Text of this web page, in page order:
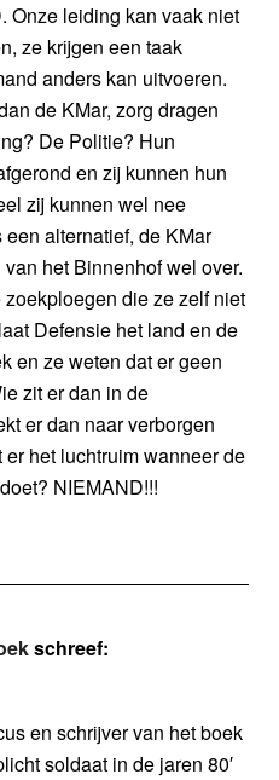
Onze leiding kan vaak niet
ze krijgen een taak
anders kan uitvoeren.
de KMar, zorg dragen
De Politie? Hun
en zij kunnen hun
zij kunnen wel nee
alternatief, de KMar
het Binnenhof wel over.
die ze zelf niet
Defensie het land en de
en ze weten dat er geen
zit er dan in de
er dan naar verborgen
het luchtruim wanneer de
NIEMAND!!!
schreef:
en schrijver van het boek
soldaat in de jaren 80′